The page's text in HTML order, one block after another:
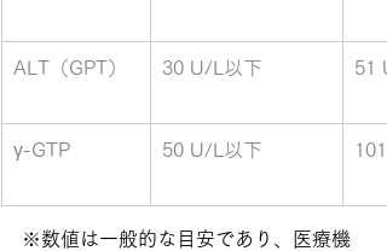
ALT（GPT） 30 U/L以下 51
γ-GTP 50 U/L以下
※数値は一般的な目安であり、医療機